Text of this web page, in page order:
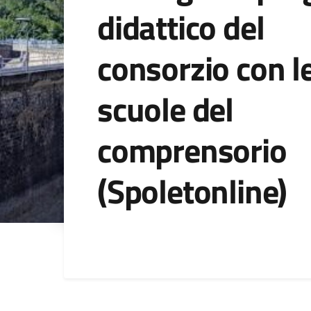
didattico del
consorzio con
scuole del
comprensorio
(Spoletonline)